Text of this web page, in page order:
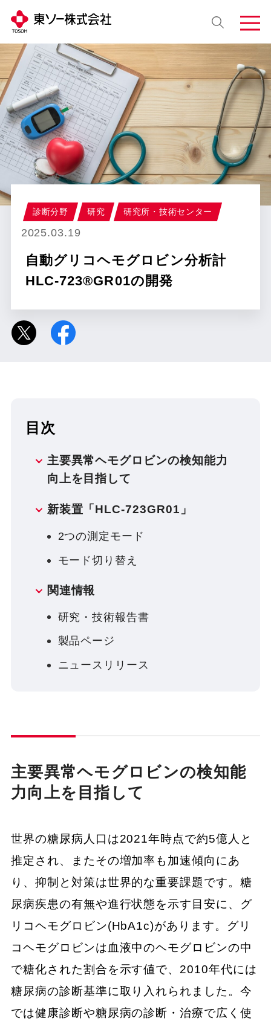
診断分野 研究 研究所・技術センター
2025.03.19
自動グリコヘモグロビン分析計
HLC-723®GR01の開発
目次
主要異常ヘモグロビンの検知能力
向上を目指して
新装置「HLC-723GR01」
2つの測定モード
モード切り替え
関連情報
研究・技術報告書
製品ページ
ニュースリリース
主要異常ヘモグロビンの検知能
力向上を目指して
世界の糖尿病人口は2021年時点で約5億人と
推定され、またその増加率も加速傾向にあ
り、抑制と対策は世界的な重要課題です。糖
尿病疾患の有無や進行状態を示す目安に、グ
リコヘモグロビン(HbA1c)があります。グリ
コヘモグロビンは血液中のヘモグロビンの中
で糖化された割合を示す値で、2010年代には
糖尿病の診断基準に取り入れられました。今
では健康診断や糖尿病の診断・治療で広く使